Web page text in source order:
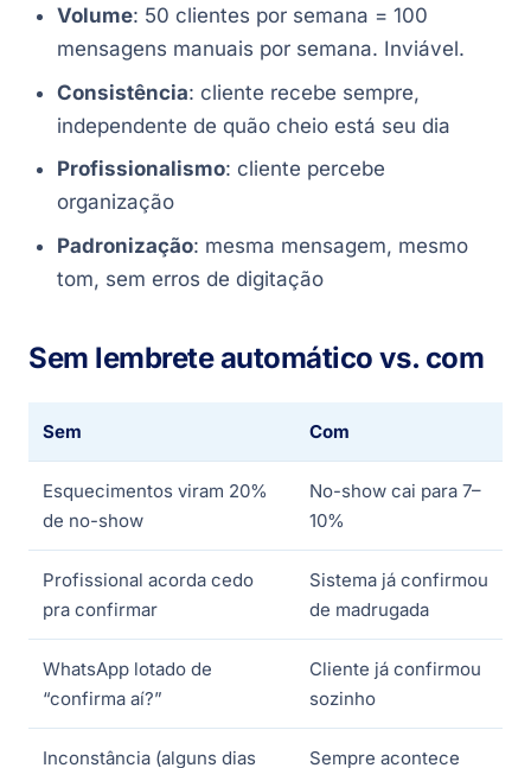
Volume: 50 clientes por semana = 100
mensagens manuais por semana. Inviável.
Consistência: cliente recebe sempre,
independente de quão cheio está seu dia
Profissionalismo: cliente percebe
organização
Padronização: mesma mensagem, mesmo
tom, sem erros de digitação
Sem lembrete automático vs. com
Sem Com
Esquecimentos viram 20%
de no-show
No-show cai para 7–
10%
Profissional acorda cedo
pra confirmar
Sistema já confirmou
de madrugada
WhatsApp lotado de
“confirma aí?”
Cliente já confirmou
sozinho
Inconstância (alguns dias
Sempre acontece